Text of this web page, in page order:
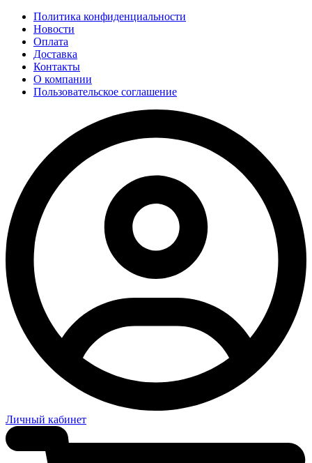
Политика конфиденциальности
Новости
Оплата
Доставка
Контакты
О компании
Пользовательское соглашение
Личный кабинет